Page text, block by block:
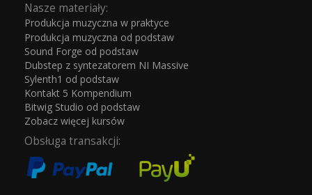
Nasze materiały:
Produkcja muzyczna w praktyce
Produkcja muzyczna od podstaw
Sound Forge od podstaw
Dubstep z syntezatorem NI Massive
Sylenth1 od podstaw
Kontakt 5 Kompendium
Bitwig Studio od podstaw
Zobacz więcej kursów
Obsługa transakcji: